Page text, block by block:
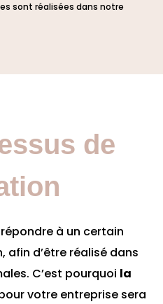
sont réalisées dans notre
de
à un certain
afin d’être réalisé dans
C’est pourquoi la
votre entreprise sera